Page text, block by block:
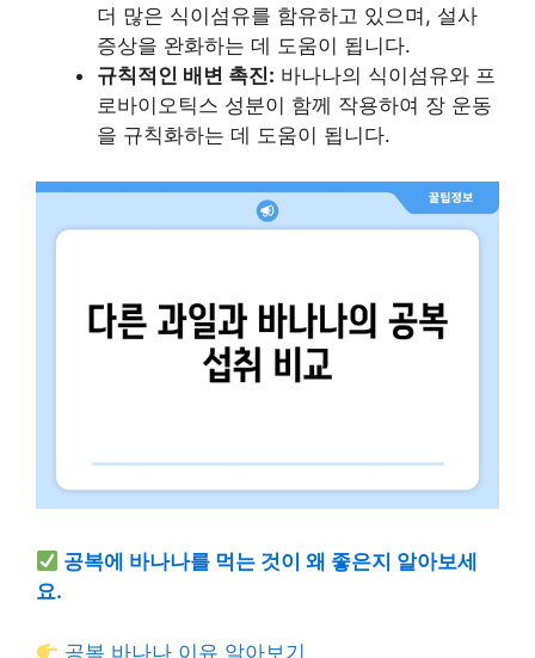
더 많은 식이섬유를 함유하고 있으며, 설사
증상을 완화하는 데 도움이 됩니다.
규칙적인 배변 촉진: 바나나의 식이섬유와 프
로바이오틱스 성분이 함께 작용하여 장 운동
을 규칙화하는 데 도움이 됩니다.
공복에 바나나를 먹는 것이 왜 좋은지 알아보세
요.
공복 바나나 이유 알아보기